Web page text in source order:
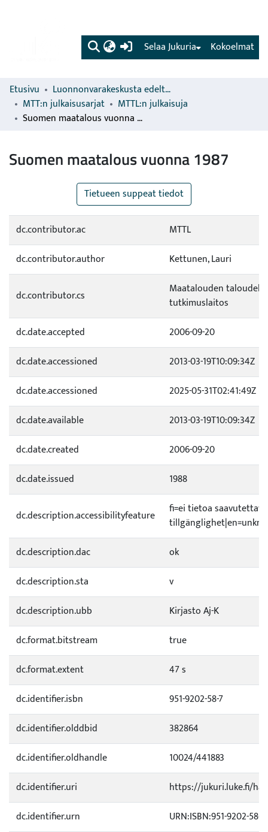
(current) Kokoelmat
Selaa Jukuria
Etusivu
Luonnonvarakeskusta edeltävien organisaatioiden sarjat
MTT:n julkaisusarjat
MTTL:n julkaisuja
Suomen maatalous vuonna 1987
Suomen maatalous vuonna 1987
Tietueen suppeat tiedot
dc.contributor.ac
MTTL
dc.contributor.author
Kettunen, Lauri
dc.contributor.cs
Maatalouden
tutkimuslaitos
dc.date.accepted
2006-09-20
dc.date.accessioned
2013-03-19T10:09:34Z
dc.date.accessioned
2025-05-31T02:41:49Z
dc.date.available
2013-03-19T10:09:34Z
dc.date.created
2006-09-20
dc.date.issued
1988
dc.description.accessibilityfeature
fi=ei tietoa
dc.description.dac
ok
dc.description.sta
v
dc.description.ubb
Kirjasto Aj-K
dc.format.bitstream
true
dc.format.extent
47 s
dc.identifier.isbn
951-9202-58-7
dc.identifier.olddbid
382864
dc.identifier.oldhandle
10024/441883
dc.identifier.uri
https://jukuri.luke.fi/
dc.identifier.urn
URN:ISBN:951-9202-58-7